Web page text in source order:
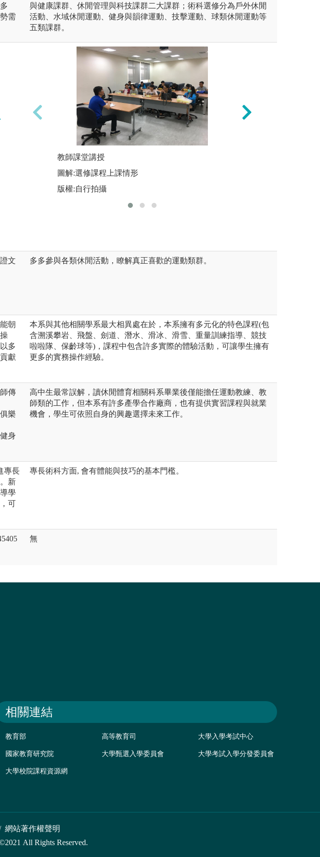
需
與健康課群、休閒管理與科技課群二大課群；術科選修分為戶外休閒
活動、水域休閒運動、健身與韻律運動、技擊運動、球類休閒運動等
五類課群。
國術運動傷害整復專長領域: 本專長以氣為核心，
以身體活動為主體，圍繞養生、健康、預防，進
行三大整合：中國傳統武術與技擊運動，導引養
生與運動健康，中國傳統整復推拿與運動傷害防
教師課堂講授
圖解:選修課程上課情形
版權:自行拍攝
文
多多參與各類休閒活動，瞭解真正喜歡的運動類群。
朝
多
獻
本系與其他相關學系最大相異處在於，本系擁有多元化的特色課程(包
含溯溪攀岩、飛盤、劍道、潛水、滑冰、滑雪、重量訓練指導、競技
啦啦隊、保齡球等)，課程中包含許多實際的體驗活動，可讓學生擁有
更多的實務操作經驗。
傳
樂
身
高中生最常誤解，讀休閒體育相關科系畢業後僅能擔任運動教練、教
師類的工作，但本系有許多產學合作廠商，也有提供實習課程與就業
機會，學生可依照自身的興趣選擇未來工作。
專長
新
學
可
專長術科方面, 會有體能與技巧的基本門檻。
無
相關連結
教育部 高等教育司 大學入學考試中心
國家教育研究院 大學甄選入學委員會 大學考試入學分發委員會
大學校院課程資源網
網站著作權聲明
All Rights Reserved.